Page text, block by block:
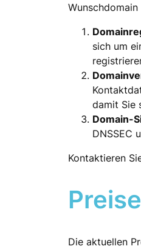
sich um
damit Sie
Domain-
DNSSEC
Kontaktieren
Preise
Die aktuellen